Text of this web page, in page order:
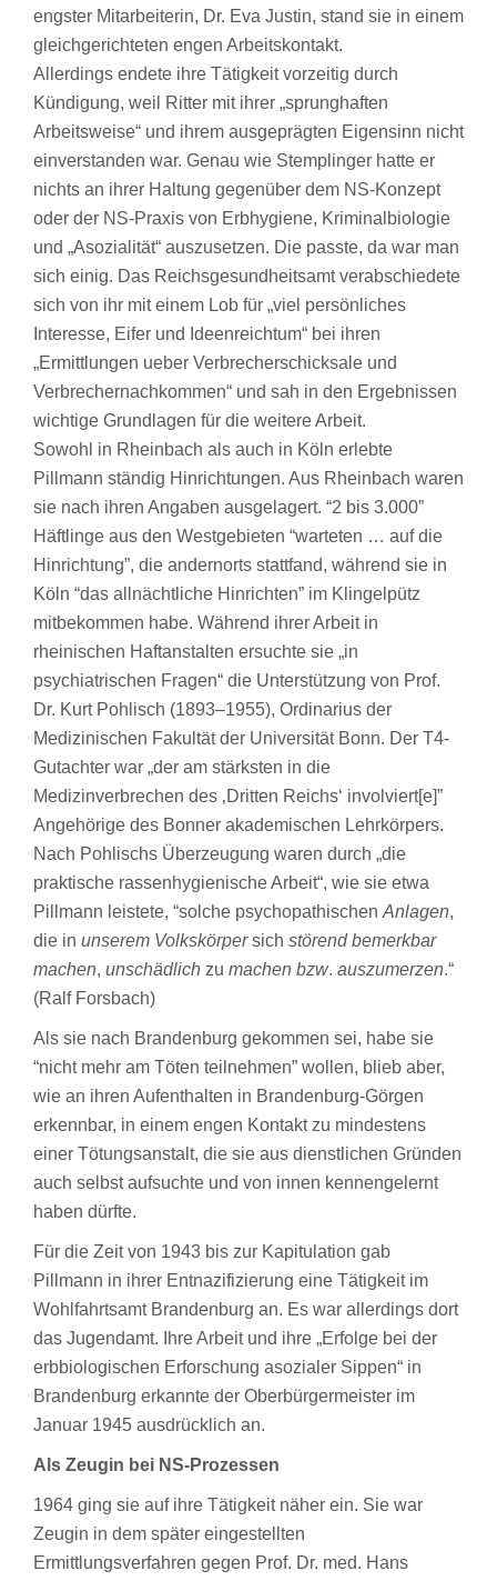
engster Mitarbeiterin, Dr. Eva Justin, stand sie in einem
gleichgerichteten engen Arbeitskontakt.
Allerdings endete ihre Tätigkeit vorzeitig durch
Kündigung, weil Ritter mit ihrer „sprunghaften
Arbeitsweise“ und ihrem ausgeprägten Eigensinn nicht
einverstanden war. Genau wie Stemplinger hatte er
nichts an ihrer Haltung gegenüber dem NS-Konzept
oder der NS-Praxis von Erbhygiene, Kriminalbiologie
und „Asozialität“ auszusetzen. Die passte, da war man
sich einig. Das Reichsgesundheitsamt verabschiedete
sich von ihr mit einem Lob für „viel persönliches
Interesse, Eifer und Ideenreichtum“ bei ihren
„Ermittlungen ueber Verbrecherschicksale und
Verbrechernachkommen“ und sah in den Ergebnissen
wichtige Grundlagen für die weitere Arbeit.
Sowohl in Rheinbach als auch in Köln erlebte
Pillmann ständig Hinrichtungen. Aus Rheinbach waren
sie nach ihren Angaben ausgelagert. “2 bis 3.000”
Häftlinge aus den Westgebieten “warteten … auf die
Hinrichtung”, die andernorts stattfand, während sie in
Köln “das allnächtliche Hinrichten” im Klingelpütz
mitbekommen habe. Während ihrer Arbeit in
rheinischen Haftanstalten ersuchte sie „in
psychiatrischen Fragen“ die Unterstützung von Prof.
Dr. Kurt Pohlisch (1893–1955), Ordinarius der
Medizinischen Fakultät der Universität Bonn. Der T4-
Gutachter war „der am stärksten in die
Medizinverbrechen des ‚Dritten Reichs‘ involviert[e]”
Angehörige des Bonner akademischen Lehrkörpers.
Nach Pohlischs Überzeugung waren durch „die
praktische rassenhygienische Arbeit“, wie sie etwa
Pillmann leistete, “solche psychopathischen Anlagen,
die in unserem Volkskörpersich störend bemerkbar
machen, unschädlich zu machen bzw. auszumerzen.“
(Ralf Forsbach)
Als sie nach Brandenburg gekommen sei, habe sie
“nicht mehr am Töten teilnehmen” wollen, blieb aber,
wie an ihren Aufenthalten in Brandenburg-Görgen
erkennbar, in einem engen Kontakt zu mindestens
einer Tötungsanstalt, die sie aus dienstlichen Gründen
auch selbst aufsuchte und von innen kennengelernt
haben dürfte.
Für die Zeit von 1943 bis zur Kapitulation gab
Pillmann in ihrer Entnazifizierung eine Tätigkeit im
Wohlfahrtsamt Brandenburg an. Es war allerdings dort
das Jugendamt. Ihre Arbeit und ihre „Erfolge bei der
erbbiologischen Erforschung asozialer Sippen“ in
Brandenburg erkannte der Oberbürgermeister im
Januar 1945 ausdrücklich an.
Als Zeugin bei NS-Prozessen
1964 ging sie auf ihre Tätigkeit näher ein. Sie war
Zeugin in dem später eingestellten
Ermittlungsverfahren gegen Prof. Dr. med. Hans